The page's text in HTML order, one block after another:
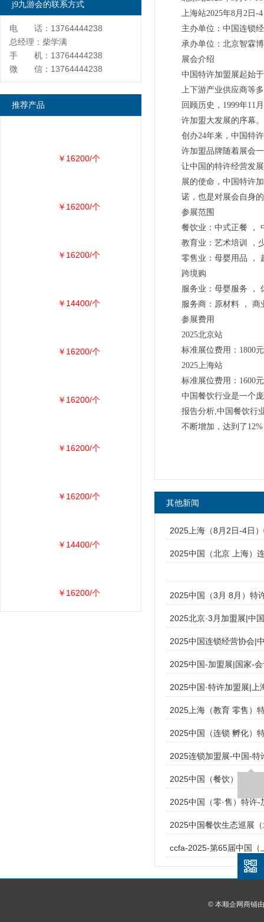
上海站2025年8月2
主办单位：中国连锁
承办单位：北京智霖
展会介绍
中国特许加盟展起始
上下游产业供应商等
回顾历史，1999年11
许加盟大发展的序幕。
创办24年来，中国特
许加盟品牌随着展会
让中国的特许经营发
展的使命，中国特许
诺，也是对展会自身
参展范围
餐饮业：中式正餐 ，
教育业：艺术培训 ，
零售业：母婴用品 ，
跨境购
服务业：母婴服务 ，
服务商：原材料 ，
参展费用
2025北京站
标准展位费用：1800
2025上海站
标准展位费用：1600
中国餐饮行业是一个
报告分析,中国餐饮行
不断增加，达到了
其他新闻
2025上海（8月2日-4日
2025中国（北京 上海）
2025中国（3月 8月）特
2025北京·3月加盟展|中
2025中国连锁经营协会|
2025中国-加盟展|国家-
2025中国·特许加盟展|上
2025上海（教育 零售）
2025中国（连锁 孵化）
2025连锁加盟展-中国-特
2025中国（餐饮）连锁-
2025中国（零·售）特许-
2025中国餐饮生态巡展
ccfa-2025-第65届中国（
j9九游会的联系方式
电 话：13764444238
总经理：柴学满
手 机：13764444238
微 信：13764444238
推荐产品
￥16200/个
￥16200/个
￥16200/个
￥14400/个
￥16200/个
￥16200/个
￥16200/个
￥16200/个
￥14400/个
￥16200/个
© 本顺企网商铺由